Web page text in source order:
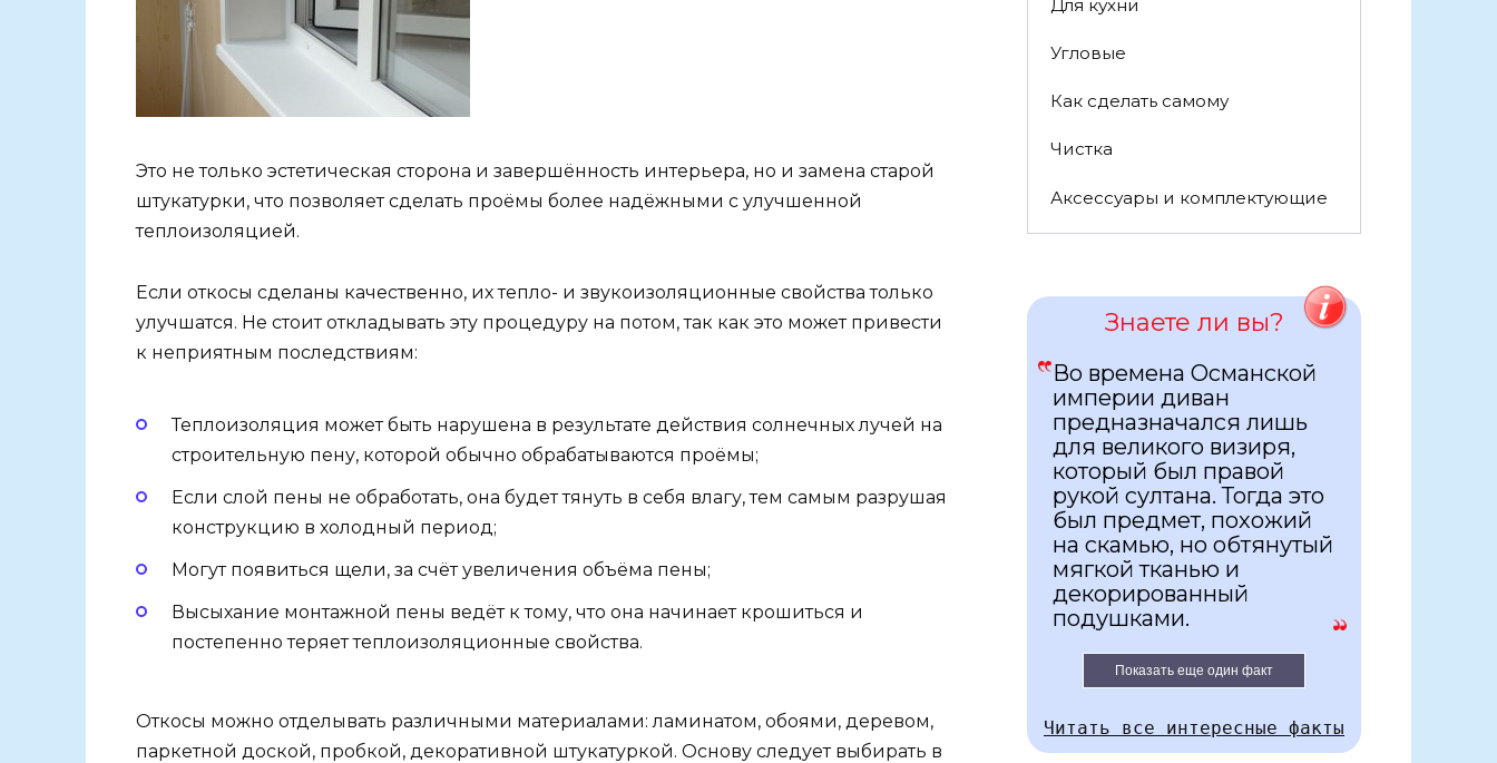
Это не только эстетическая сторона и завершённость интерьера, но и замена старой
штукатурки, что позволяет сделать проёмы более надёжными с улучшенной
теплоизоляцией.
Если откосы сделаны качественно, их тепло- и звукоизоляционные свойства только
улучшатся. Не стоит откладывать эту процедуру на потом, так как это может привести
к неприятным последствиям:
Теплоизоляция может быть нарушена в результате действия солнечных лучей на
строительную пену, которой обычно обрабатываются проёмы;
Если слой пены не обработать, она будет тянуть в себя влагу, тем самым разрушая
конструкцию в холодный период;
Могут появиться щели, за счёт увеличения объёма пены;
Высыхание монтажной пены ведёт к тому, что она начинает крошиться и
постепенно теряет теплоизоляционные свойства.
Откосы можно отделывать различными материалами: ламинатом, обоями, деревом,
паркетной доской, пробкой, декоративной штукатуркой. Основу следует выбирать в
Для кухни
Угловые
Как сделать самому
Чистка
Аксессуары и комплектующие
Знаете ли вы?
Во времена Османской
империи диван
предназначался лишь
для великого визиря,
который был правой
рукой султана. Тогда это
был предмет, похожий
на скамью, но обтянутый
мягкой тканью и
декорированный
подушками.
Показать еще один факт
Читать все интересные факты